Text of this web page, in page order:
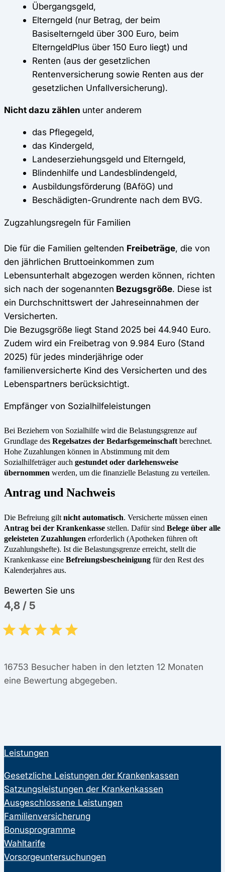
Übergangsgeld,
Elterngeld (nur Betrag, der beim
Basiselterngeld über 300 Euro, beim
ElterngeldPlus über 150 Euro liegt) und
Renten (aus der gesetzlichen
Rentenversicherung sowie Renten aus der
gesetzlichen Unfallversicherung).
Nicht dazu zählen unter anderem
das Pflegegeld,
das Kindergeld,
Landeserziehungsgeld und Elterngeld,
Blindenhilfe und Landesblindengeld,
Ausbildungsförderung (BAföG) und
Beschädigten-Grundrente nach dem BVG.
Zugzahlungsregeln für Familien
Die für die Familien geltenden Freibeträge, die von
den jährlichen Bruttoeinkommen zum
Lebensunterhalt abgezogen werden können, richten
sich nach der sogenannten Bezugsgröße. Diese ist
ein Durchschnittswert der Jahreseinnahmen der
Versicherten.
Die Bezugsgröße liegt Stand 2025 bei 44.940 Euro.
Zudem wird ein Freibetrag von 9.984 Euro (Stand
2025) für jedes minderjährige oder
familienversicherte Kind des Versicherten und des
Lebenspartners berücksichtigt.
Empfänger von Sozialhilfeleistungen
Bei Beziehern von Sozialhilfe wird die Belastungsgrenze auf
Grundlage des Regelsatzes der Bedarfsgemeinschaft berechnet.
Hohe Zuzahlungen können in Abstimmung mit dem
Sozialhilfeträger auch gestundet oder darlehensweise
übernommen werden, um die finanzielle Belastung zu verteilen.
Antrag und Nachweis
Die Befreiung gilt nicht automatisch. Versicherte müssen einen
Antrag bei der Krankenkasse stellen. Dafür sind Belege über alle
geleisteten Zuzahlungen erforderlich (Apotheken führen oft
Zuzahlungshefte). Ist die Belastungsgrenze erreicht, stellt die
Krankenkasse eine Befreiungsbescheinigung für den Rest des
Kalenderjahres aus.
Bewerten Sie uns
4,8 / 5
16753 Besucher haben in den letzten 12 Monaten
eine Bewertung abgegeben.
Leistungen
Gesetzliche Leistungen der Krankenkassen
Satzungsleistungen der Krankenkassen
Ausgeschlossene Leistungen
Familienversicherung
Bonusprogramme
Wahltarife
Vorsorgeuntersuchungen